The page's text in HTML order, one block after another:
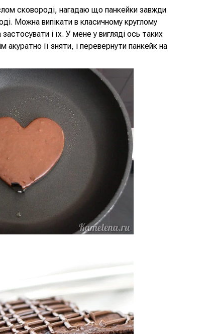
сковороді, нагадаю що панкейки завжди
Можна випікати в класичному круглому
і їх. У мене у вигляді ось таких
її зняти, і перевернути панкейк на